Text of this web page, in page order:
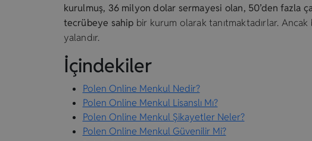
kurulmuş, 36 milyon dolar sermayesi olan, 50’den fazla
tecrübeye sahip bir kurum olarak tanıtmaktadırlar.
yalandır.
İçindekiler
Polen Online Menkul Nedir?
Polen Online Menkul Lisanslı Mı?
Polen Online Menkul Şikayetler Neler?
Polen Online Menkul Güvenilir Mi?